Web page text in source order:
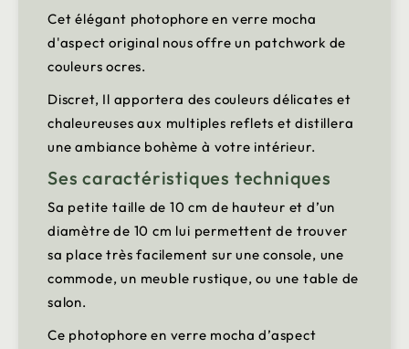
Cet élégant photophore en verre mocha
d'aspect original nous offre un patchwork de
couleurs ocres.
Discret, Il apportera des couleurs délicates et
chaleureuses aux multiples reflets et distillera
une ambiance bohème à votre intérieur.
Ses caractéristiques techniques
Sa petite taille de 10 cm de hauteur et d’un
diamètre de 10 cm lui permettent de trouver
sa place très facilement sur une console, une
commode, un meuble rustique, ou une table de
salon.
Ce photophore en verre mocha d’aspect